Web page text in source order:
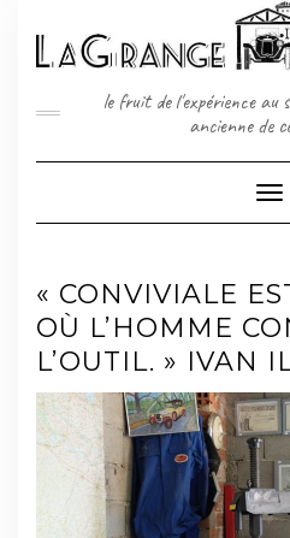
content
le fruit de l'expérience au
ancienne de
« CONVIVIALE
OÙ L’HOMME
L’OUTIL. » IVAN